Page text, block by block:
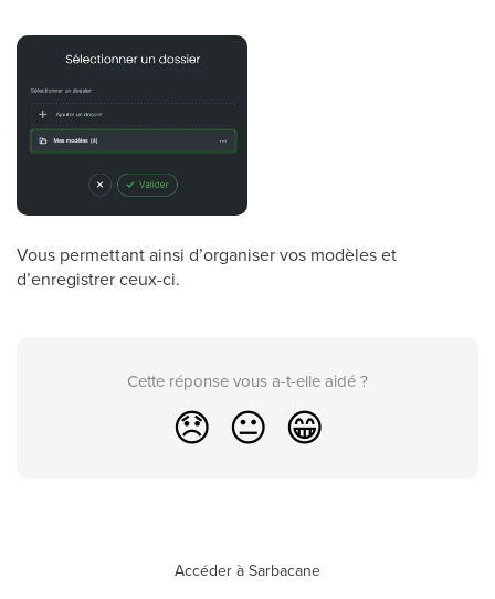
Vous permettant ainsi d’organiser vos modèles et
d’enregistrer ceux-ci.
Cette réponse vous a-t-elle aidé ?
😞 😐 😁
Accéder à Sarbacane